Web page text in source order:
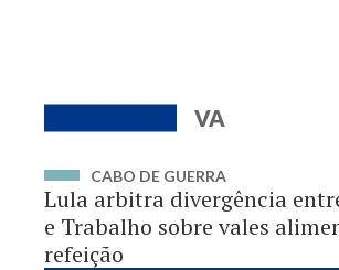
VA
CABO DE GUERRA
Lula arbitra divergência
e Trabalho sobre vales
refeição